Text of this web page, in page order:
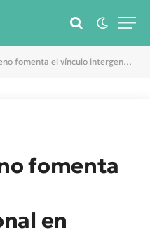
el vínculo intergeneracional en Mogán
fomenta
en